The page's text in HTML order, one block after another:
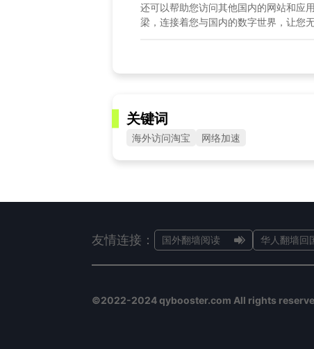
还可以帮助您访问其他国内的网站和应
梁，连接着您与国内的数字世界，让您
关键词
海外访问淘宝 网络加速
友情连接： 国外翻墙阅读 华人翻墙回
©2022-2024 qybooster.com All rights